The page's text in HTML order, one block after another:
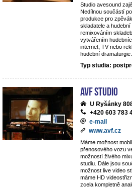
Studio avesound
Nedílnou součástí
produkce pro
skladatele a
remixováním
vytvářením
internet, TV nebo
hudební dramaturgie.
Typ studia:
AVF STUDIO
U Ryšánky
+420 603 783
e-mail
www.avf.cz
Máme možnost
přenosového vozu
možností živého
studiu. Dále jsou
možnost live video
máme HD
zcela kompletně